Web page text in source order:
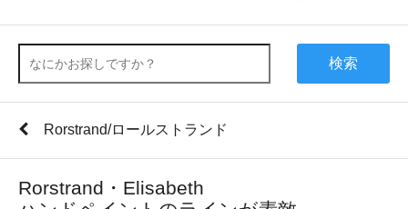
検索
Rorstrand/ロールストランド
Rorstrand・Elisabeth